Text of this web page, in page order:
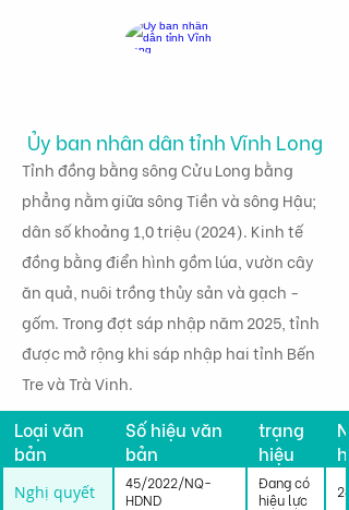
Ủy ban nhân dân tỉnh Vĩnh Long
Tỉnh đồng bằng sông Cửu Long bằng
phẳng nằm giữa sông Tiền và sông Hậu;
dân số khoảng 1,0 triệu (2024). Kinh tế
đồng bằng điển hình gồm lúa, vườn cây
ăn quả, nuôi trồng thủy sản và gạch -
gốm. Trong đợt sáp nhập năm 2025, tỉnh
được mở rộng khi sáp nhập hai tỉnh Bến
Tre và Trà Vinh.
Loại văn
bản
Số hiệu văn
bản
trạng
hiệu
lực
Nghị quyết
45/2022/NQ-
HDND
Đang có
hiệu lực